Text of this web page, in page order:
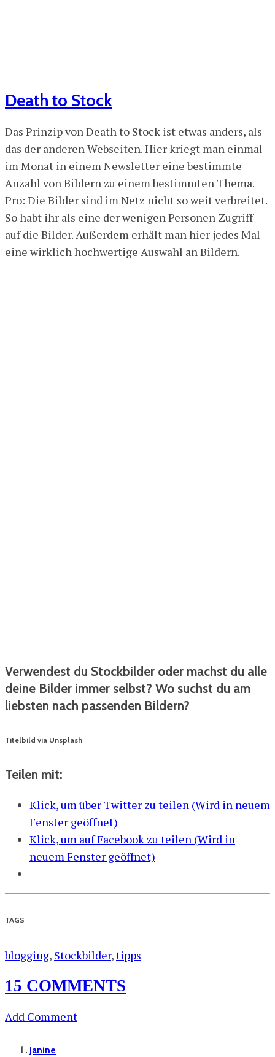
Death to Stock
Das Prinzip von Death to Stock ist etwas anders, als
das der anderen Webseiten. Hier kriegt man einmal
im Monat in einem Newsletter eine bestimmte
Anzahl von Bildern zu einem bestimmten Thema.
Pro: Die Bilder sind im Netz nicht so weit verbreitet.
So habt ihr als eine der wenigen Personen Zugriff
auf die Bilder. Außerdem erhält man hier jedes Mal
eine wirklich hochwertige Auswahl an Bildern.
Verwendest du Stockbilder oder machst du alle
deine Bilder immer selbst? Wo suchst du am
liebsten nach passenden Bildern?
Titelbild via Unsplash
Teilen mit:
Klick, um über Twitter zu teilen (Wird in neuem
Fenster geöffnet)
Klick, um auf Facebook zu teilen (Wird in
neuem Fenster geöffnet)
TAGS
blogging, Stockbilder,tipps
15 COMMENTS
Add Comment
Janine